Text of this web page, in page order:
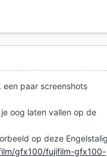
paar screenshots
oog laten vallen op de
op deze
gfx100/fujifilm-gfx100-